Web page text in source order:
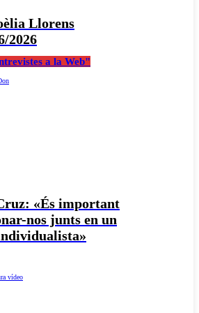
Llorens
2026
a la Web"
«És important
nos junts en un